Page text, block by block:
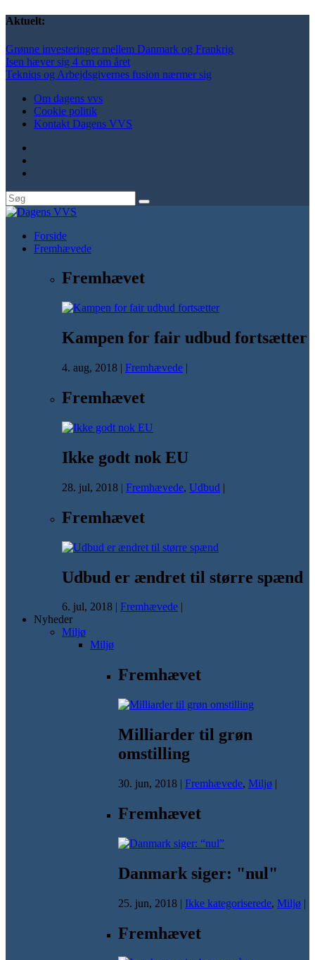
Aktuelt:
Grønne investeringer mellem Danmark og Frankrig
Isen hæver sig 4 cm om året
Tekniqs og Arbejdsgivernes fusion nærmer sig
Om dagens vvs
Cookie politik
Kontakt Dagens VVS
Forside
Fremhævede
Fremhævet
Kampen for fair udbud fortsætter
4. aug, 2018 | Fremhævede |
Fremhævet
Ikke godt nok EU
28. jul, 2018 | Fremhævede, Udbud |
Fremhævet
Udbud er ændret til større spænd
6. jul, 2018 | Fremhævede |
Nyheder
Miljø
Miljø
Fremhævet
Milliarder til grøn
omstilling
30. jun, 2018 | Fremhævede, Miljø |
Fremhævet
Danmark siger: "nul"
25. jun, 2018 | Ikke kategoriserede, Miljø |
Fremhævet